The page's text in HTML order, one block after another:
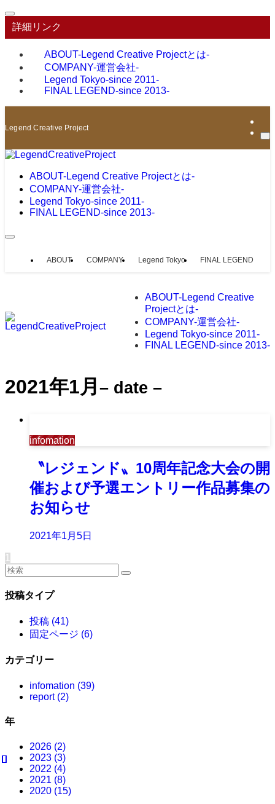
詳細リンク
ABOUT-Legend Creative Projectとは-
COMPANY-運営会社-
Legend Tokyo-since 2011-
FINAL LEGEND-since 2013-
Legend Creative Project
ABOUT-Legend Creative Projectとは-
COMPANY-運営会社-
Legend Tokyo-since 2011-
FINAL LEGEND-since 2013-
ABOUT COMPANY Legend Tokyo FINAL LEGEND
ABOUT-Legend Creative
Projectとは-
COMPANY-運営会社-
Legend Tokyo-since 2011-
FINAL LEGEND-since 2013-
2021年1月 – date –
infomation
〝レジェンド〟10周年記念大会の開
催および予選エントリー作品募集の
お知らせ
2021年1月5日
1
投稿タイプ
投稿 (41)
固定ページ (6)
カテゴリー
infomation (39)
report (2)
年
2026 (2)
2023 (3)
2022 (4)
2021 (8)
2020 (15)